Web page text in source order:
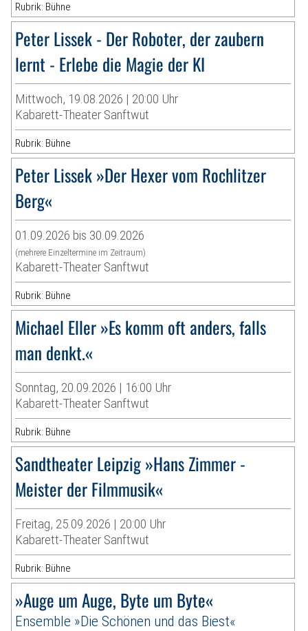
Rubrik: Bühne
Peter Lissek - Der Roboter, der zaubern
lernt - Erlebe die Magie der KI
Mittwoch, 19.08.2026 | 20:00 Uhr
Kabarett-Theater Sanftwut
Rubrik: Bühne
Peter Lissek »Der Hexer vom Rochlitzer
Berg«
01.09.2026 bis 30.09.2026
(mehrere Einzeltermine im Zeitraum)
Kabarett-Theater Sanftwut
Rubrik: Bühne
Michael Eller »Es komm oft anders, falls
man denkt.«
Sonntag, 20.09.2026 | 16:00 Uhr
Kabarett-Theater Sanftwut
Rubrik: Bühne
Sandtheater Leipzig »Hans Zimmer -
Meister der Filmmusik«
Freitag, 25.09.2026 | 20:00 Uhr
Kabarett-Theater Sanftwut
Rubrik: Bühne
»Auge um Auge, Byte um Byte«
Ensemble »Die Schönen und das Biest«